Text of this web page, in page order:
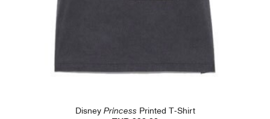
DisneyPrincess Printed T-Shirt